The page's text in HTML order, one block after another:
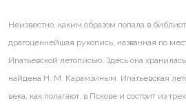
Неизвестно, каким образом попала в
драгоценнейшая рукопись, названная по
Ипатьевской летописью. Здесь она
найдена Н. М. Карамзиным. Ипатьевская
века, как полагают, в Пскове и состоит из